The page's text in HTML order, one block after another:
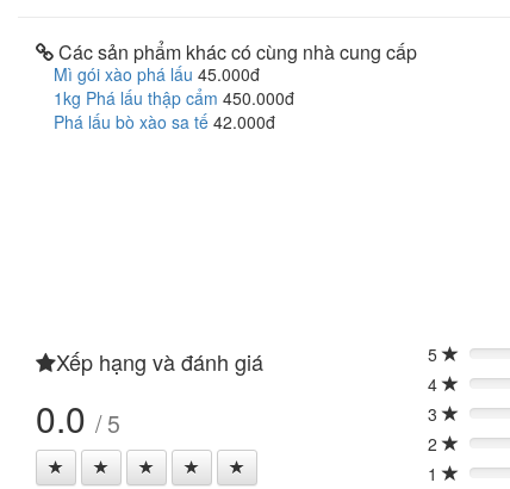
Các sản phẩm khác có cùng nhà cung cấp
Mì gói xào phá lấu 45.000đ
1kg Phá lấu thập cẩm 450.000đ
Phá lấu bò xào sa tế 42.000đ
Xếp hạng và đánh giá
0.0 / 5
5 0%
4
0%
3
0%
2
0%
1
0%